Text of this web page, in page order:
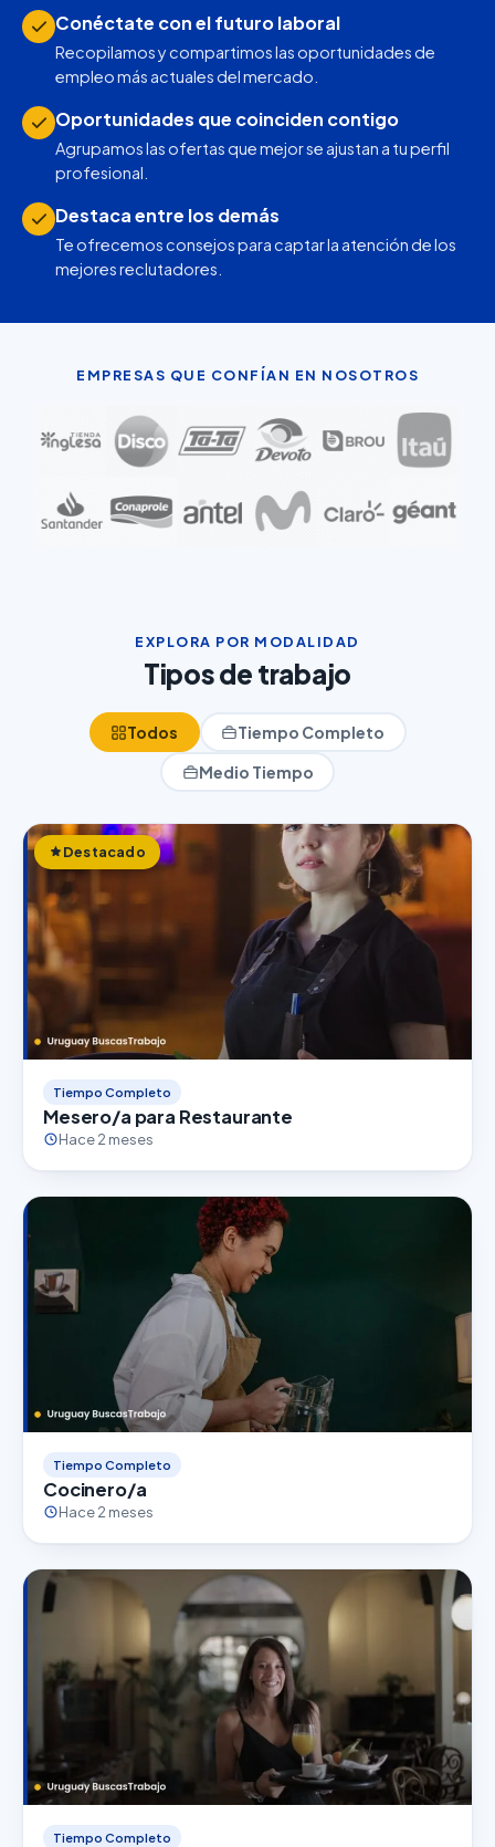
Conéctate con el futuro laboral
Recopilamos y compartimos las oportunidades de
empleo más actuales del mercado.
Oportunidades que coinciden contigo
Agrupamos las ofertas que mejor se ajustan a tu perfil
profesional.
Destaca entre los demás
Te ofrecemos consejos para captar la atención de los
mejores reclutadores.
EMPRESAS QUE CONFÍAN EN NOSOTROS
EXPLORA POR MODALIDAD
Tipos de trabajo
Todos
Tiempo Completo
Medio Tiempo
Destacado
Tiempo Completo
Mesero/a para Restaurante
Hace 2 meses
Tiempo Completo
Cocinero/a
Hace 2 meses
Tiempo Completo